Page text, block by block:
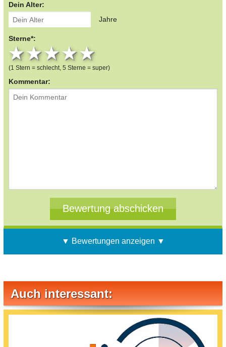
Dein Alter:
Jahre
Sterne*:
4 stars
3 stars
2 stars
1 star
(1 Stern = schlecht, 5 Sterne = super)
Kommentar:
▼ Bewertungen anzeigen ▼
Auch interessant: